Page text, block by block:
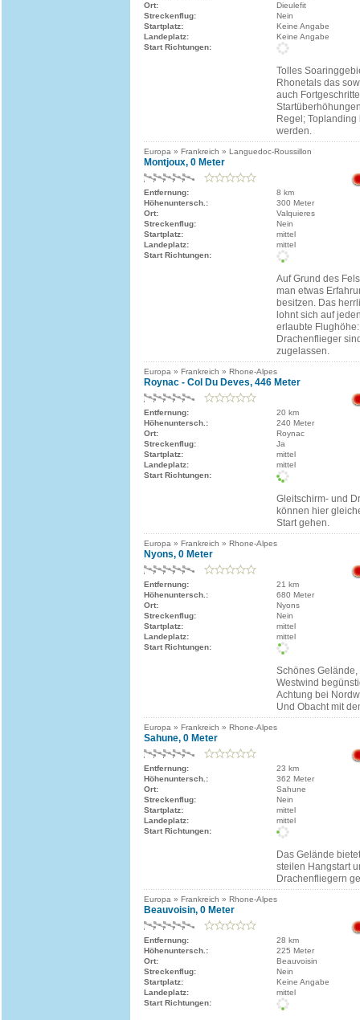
Ort:
Dieulefit
Streckenflug:
Nein
Startplatz:
Keine Angabe
Landeplatz:
Keine Angabe
Start Richtungen:
Tolles
Rhonetals das
auch
Regel;
werden.
Europa » Frankreich » Languedoc-Roussillon
Montjoux, 0 Meter
Entfernung:
8 km
Höhenuntersch.:
300 Meter
Ort:
Valquieres
Streckenflug:
Nein
Startplatz:
mittel
Landeplatz:
mittel
Start Richtungen:
Auf Grund des
man etwas
besitzen. Das
lohnt sich auf
erlaubte
Drachenflieger
zugelassen.
Europa » Frankreich » Rhone-Alpes
Roynac - Col Du Deves, 446 Meter
Entfernung:
20 km
Höhenuntersch.:
240 Meter
Ort:
Roynac
Streckenflug:
Ja
Startplatz:
mittel
Landeplatz:
mittel
Start Richtungen:
Gleitschirm- und
können hier
Start gehen.
Europa » Frankreich » Rhone-Alpes
Nyons, 0 Meter
Entfernung:
21 km
Höhenuntersch.:
680 Meter
Ort:
Nyons
Streckenflug:
Nein
Startplatz:
mittel
Landeplatz:
mittel
Start Richtungen:
Schönes Gelände,
Westwind
Achtung bei
Und Obacht mit
Europa » Frankreich » Rhone-Alpes
Sahune, 0 Meter
Entfernung:
23 km
Höhenuntersch.:
362 Meter
Ort:
Sahune
Streckenflug:
Nein
Startplatz:
mittel
Landeplatz:
mittel
Start Richtungen:
Das Gelände
steilen Hangstart
Drachenfliegern
Europa » Frankreich » Rhone-Alpes
Beauvoisin, 0 Meter
Entfernung:
28 km
Höhenuntersch.:
225 Meter
Ort:
Beauvoisin
Streckenflug:
Nein
Startplatz:
Keine Angabe
Landeplatz:
mittel
Start Richtungen: